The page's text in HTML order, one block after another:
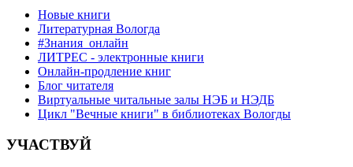
Новые книги
Литературная Вологда
#Знания_онлайн
ЛИТРЕС - электронные книги
Онлайн-продление книг
Блог читателя
Виртуальные читальные залы НЭБ и НЭДБ
Цикл "Вечные книги" в библиотеках Вологды
УЧАСТВУЙ